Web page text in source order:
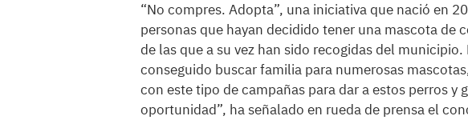
“No compres. Adopta”, una iniciativa que nació en
personas que hayan decidido tener una mascota de
de las que a su vez han sido recogidas del
conseguido buscar familia para numerosas
con este tipo de campañas para dar a estos perros y
oportunidad”, ha señalado en rueda de prensa el